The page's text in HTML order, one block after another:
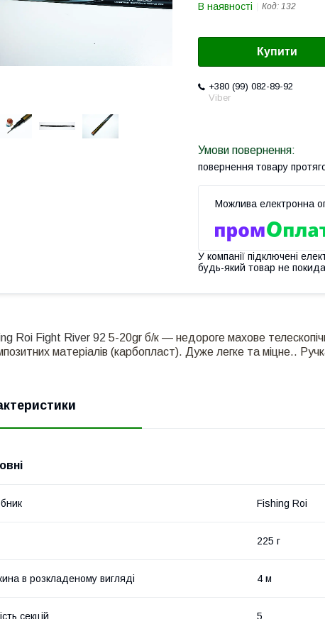
В наявності Код: 132
Купити
+380 (99) 082-89-92
Viber
повернення товару
У компанії підключені
будь-який товар не
Roi Fight River 92 5-20gr б/к — недороге махове
матеріалів (карбопласт). Дуже легке та міцне..
Fishing Roi
225 г
в розкладеному вигляді 4 м
секцій 5